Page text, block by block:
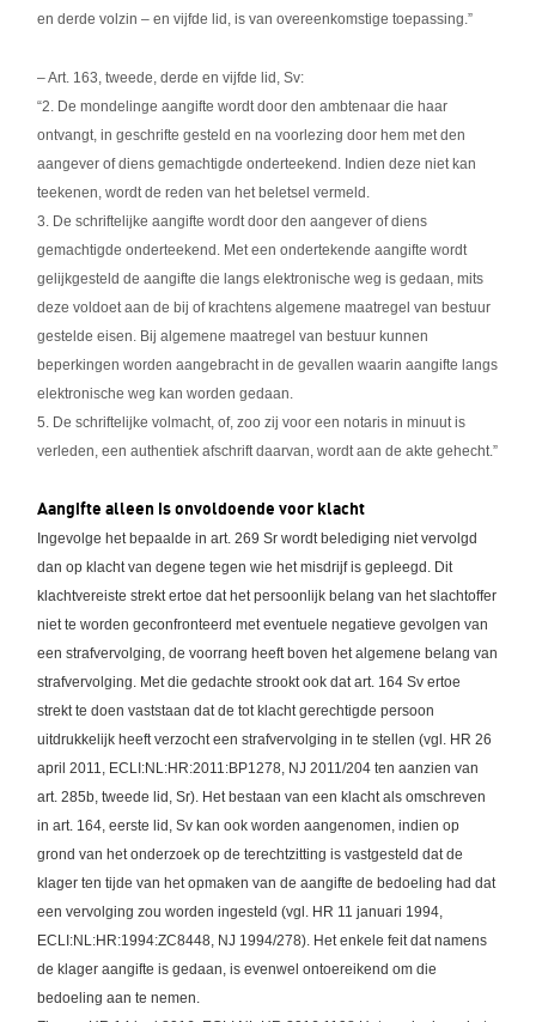
en derde volzin – en vijfde lid, is van overeenkomstige toepassing.”
– Art. 163, tweede, derde en vijfde lid, Sv:
“2. De mondelinge aangifte wordt door den ambtenaar die haar
ontvangt, in geschrifte gesteld en na voorlezing door hem met den
aangever of diens gemachtigde onderteekend. Indien deze niet kan
teekenen, wordt de reden van het beletsel vermeld.
3. De schriftelijke aangifte wordt door den aangever of diens
gemachtigde onderteekend. Met een ondertekende aangifte wordt
gelijkgesteld de aangifte die langs elektronische weg is gedaan, mits
deze voldoet aan de bij of krachtens algemene maatregel van bestuur
gestelde eisen. Bij algemene maatregel van bestuur kunnen
beperkingen worden aangebracht in de gevallen waarin aangifte langs
elektronische weg kan worden gedaan.
5. De schriftelijke volmacht, of, zoo zij voor een notaris in minuut is
verleden, een authentiek afschrift daarvan, wordt aan de akte gehecht.”
Aangifte alleen is onvoldoende voor klacht
Ingevolge het bepaalde in art. 269 Sr wordt belediging niet vervolgd
dan op klacht van degene tegen wie het misdrijf is gepleegd. Dit
klachtvereiste strekt ertoe dat het persoonlijk belang van het slachtoffer
niet te worden geconfronteerd met eventuele negatieve gevolgen van
een strafvervolging, de voorrang heeft boven het algemene belang van
strafvervolging. Met die gedachte strookt ook dat art. 164 Sv ertoe
strekt te doen vaststaan dat de tot klacht gerechtigde persoon
uitdrukkelijk heeft verzocht een strafvervolging in te stellen (vgl. HR 26
april 2011, ECLI:NL:HR:2011:BP1278, NJ 2011/204 ten aanzien van
art. 285b, tweede lid, Sr). Het bestaan van een klacht als omschreven
in art. 164, eerste lid, Sv kan ook worden aangenomen, indien op
grond van het onderzoek op de terechtzitting is vastgesteld dat de
klager ten tijde van het opmaken van de aangifte de bedoeling had dat
een vervolging zou worden ingesteld (vgl. HR 11 januari 1994,
ECLI:NL:HR:1994:ZC8448, NJ 1994/278). Het enkele feit dat namens
de klager aangifte is gedaan, is evenwel ontoereikend om die
bedoeling aan te nemen.